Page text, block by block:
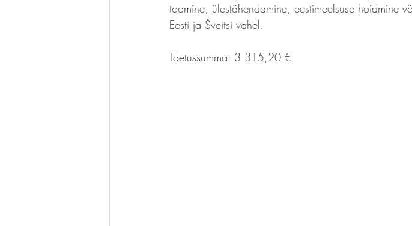
toomine, ülestähendamine, eestimeelsuse hoidmine
Eesti ja Šveitsi vahel.
Toetussumma: 3 315,20 €